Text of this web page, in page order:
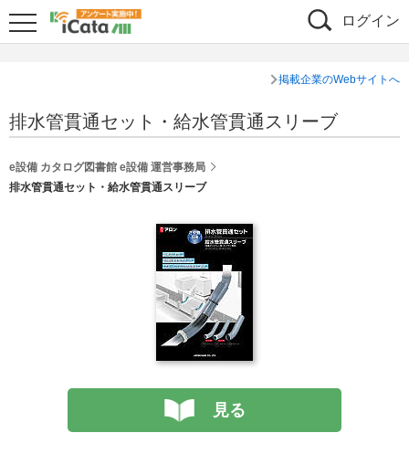
ログイン
掲載企業のWebサイトへ
排水管貫通セット・給水管貫通スリーブ
e設備 カタログ図書館 e設備 運営事務局
排水管貫通セット・給水管貫通スリーブ
見る